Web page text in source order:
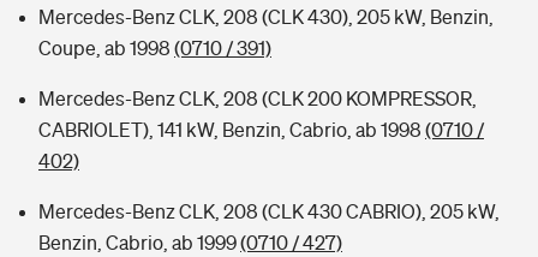
Mercedes-Benz CLK, 208 (CLK 430), 205 kW, Benzin,
Coupe, ab 1998 (0710 / 391)
Mercedes-Benz CLK, 208 (CLK 200 KOMPRESSOR,
CABRIOLET), 141 kW, Benzin, Cabrio, ab 1998 (0710 /
402)
Mercedes-Benz CLK, 208 (CLK 430 CABRIO), 205 kW,
Benzin, Cabrio, ab 1999(0710 / 427)